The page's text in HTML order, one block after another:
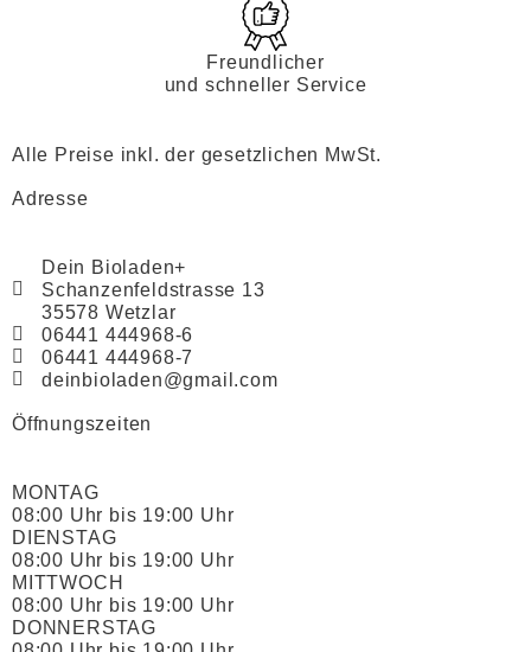
Freundlicher
und schneller Service
Alle Preise inkl. der gesetzlichen MwSt.
Adresse
Dein Bioladen+
Schanzenfeldstrasse 13
35578 Wetzlar
06441 444968-6
06441 444968-7
deinbioladen@gmail.com
Öffnungszeiten
MONTAG
08:00 Uhr bis 19:00 Uhr
DIENSTAG
08:00 Uhr bis 19:00 Uhr
MITTWOCH
08:00 Uhr bis 19:00 Uhr
DONNERSTAG